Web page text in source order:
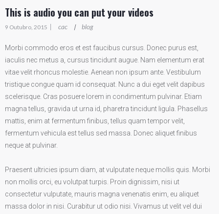
This is audio you can put your videos
9 Outubro, 2015 | cac | blog
Morbi commodo eros et est faucibus cursus. Donec purus est,
iaculis nec metus a, cursus tincidunt augue. Nam elementum erat
vitae velit rhoncus molestie. Aenean non ipsum ante. Vestibulum
tristique congue quam id consequat. Nunc a dui eget velit dapibus
scelerisque. Cras posuere lorem in condimentum pulvinar. Etiam
magna tellus, gravida ut urna id, pharetra tincidunt ligula. Phasellus
mattis, enim at fermentum finibus, tellus quam tempor velit,
fermentum vehicula est tellus sed massa. Donec aliquet finibus
neque at pulvinar.
Praesent ultricies ipsum diam, at vulputate neque mollis quis. Morbi
non mollis orci, eu volutpat turpis. Proin dignissim, nisi ut
consectetur vulputate, mauris magna venenatis enim, eu aliquet
massa dolor in nisi. Curabitur ut odio nisi. Vivamus ut velit vel dui